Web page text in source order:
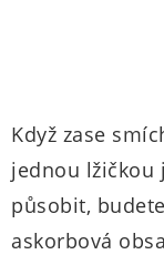
Když zase
jednou lžičkou
působit,
askorbová